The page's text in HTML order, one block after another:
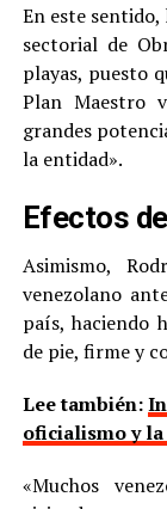
En este
sectorial de
playas, puesto
Plan Maestro
grandes
la entidad».
Efectos
Asimismo,
venezolano
país, haciendo
de pie, firme y
Lee también:
oficialismo y la
«Muchos